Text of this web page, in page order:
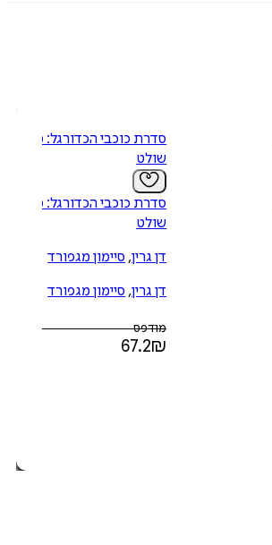
סדרת כוכבי הכדורגל: מסי
שולט
סדרת כוכבי הכדורגל: מסי
שולט
דן גרין, סיימון מגפורד
דן גרין, סיימון מגפורד
מודפס
67.2₪